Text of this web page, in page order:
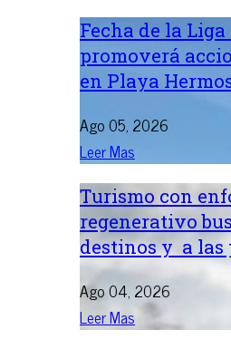
Fecha de la
promoverá
en Playa
Ago 05, 2026
Leer Mas
Turismo con
regenerativo
destinos y a las
Ago 04, 2026
Leer Mas